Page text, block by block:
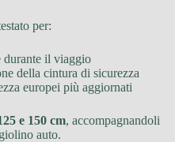
per:
durante il viaggio
della cintura di sicurezza
europei più aggiornati
e 150 cm, accompagnandoli
auto.